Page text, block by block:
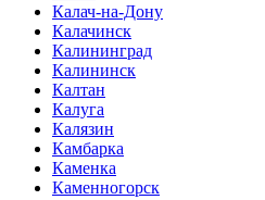
Калач-на-Дону
Калачинск
Калининград
Калининск
Калтан
Калуга
Калязин
Камбарка
Каменка
Каменногорск